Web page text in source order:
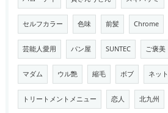
セルフカラー 色味 前髪 Chrome
芸能人愛用 パン屋 SUNTEC ご褒美
マダム ウル艶 縮毛 ボブ ネット
トリートメントメニュー 恋人 北九州